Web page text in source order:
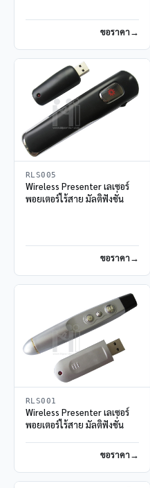
ขอราคา
RLS005
Wireless Presenter เลเซอร์
พอยเตอร์ไร้สาย มัลติฟังชั่น
ขอราคา
RLS001
Wireless Presenter เลเซอร์
พอยเตอร์ไร้สาย มัลติฟังชั่น
ขอราคา